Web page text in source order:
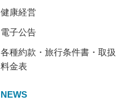
健康経営
電子公告
各種約款・旅行条件書・取扱
料金表
NEWS